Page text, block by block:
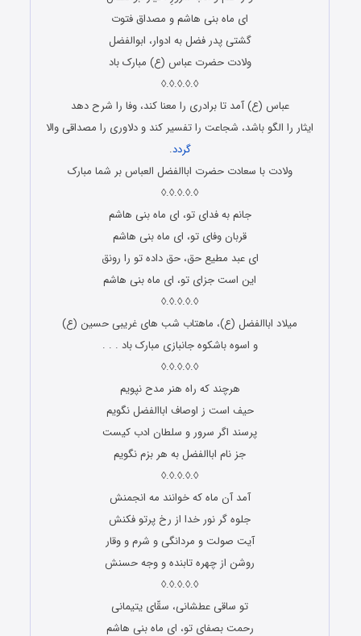
اى ماه بنى هاشم و مصداق فتوت
گشتى پدر فضل به ادوار، ابوالفضل
ولادت حضرت عباس (ع) مبارک باد
◊.◊.◊.◊.◊
عباس (ع) آمد تا برادری را معنا کند، وفا را شرح دهد
ایثار را الگو باشد، شجاعت را تفسیر کند و دلاوری را مصداقی والا
گردد.
ولادت با سعادت حضرت اباالفضل العباس بر شما مبارک
◊.◊.◊.◊.◊
جانم به فدای تو، ای ماه بنی هاشم
قربان وفای تو، ای ماه بنی هاشم
ای عبد مطیع حق، حق داده تو را رونق
این است جزای تو، ای ماه بنی هاشم
◊.◊.◊.◊.◊
میلاد اباالفضل (ع)، ماهتاب شب های غریبی حسین (ع)
و اسوه باشکوه جانبازی مبارک باد . . .
◊.◊.◊.◊.◊
هرچند که راه هنر مدح نپویم
حیف است ز اوصاف اباالفضل نگویم
پرسند اگر سرور و سلطان ادب کیست
جز نام اباالفضل به هر بزم نگویم
◊.◊.◊.◊.◊
آمد آن ماه که خوانند مه انجمنش
جلوه گر نور خدا از رخ پرتو فکنش
آیت صولت و مردانگى و شرم و وقار
روشن از چهره تابنده و وجه حسنش
◊.◊.◊.◊.◊
تو ساقی عطشانی، سقّای یتیمانی
رحمت بصفای تو، ای ماه بنی هاشم